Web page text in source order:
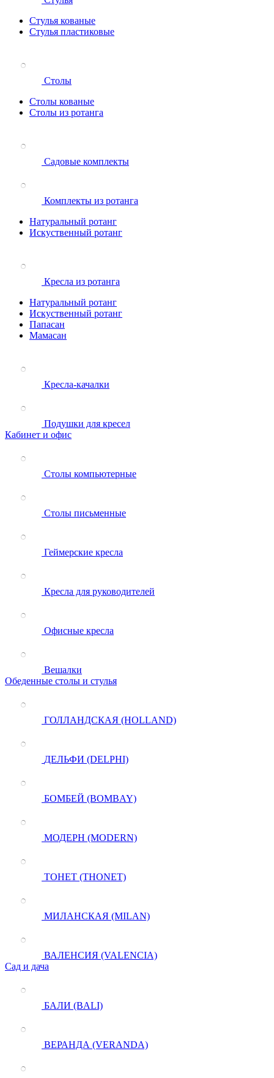
Стулья кованые
Стулья пластиковые
Столы
Столы кованые
Столы из ротанга
Садовые комплекты
Комплекты из ротанга
Натуральный ротанг
Искуственный ротанг
Кресла из ротанга
Натуральный ротанг
Искуственный ротанг
Папасан
Мамасан
Кресла-качалки
Подушки для кресел
Кабинет и офис
Столы компьютерные
Столы письменные
Геймерские кресла
Кресла для руководителей
Офисные кресла
Вешалки
Обеденные столы и стулья
ГОЛЛАНДСКАЯ (HOLLAND)
ДЕЛЬФИ (DELPHI)
БОМБЕЙ (BOMBAY)
МОДЕРН (MODERN)
ТОНЕТ (THONET)
МИЛАНСКАЯ (MILAN)
ВАЛЕНСИЯ (VALENCIA)
Сад и дача
БАЛИ (BALI)
ВЕРАНДА (VERANDA)